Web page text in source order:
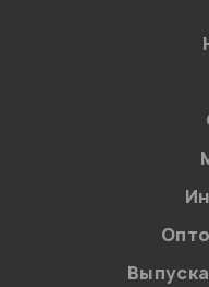
на
персональных данных.
Введите